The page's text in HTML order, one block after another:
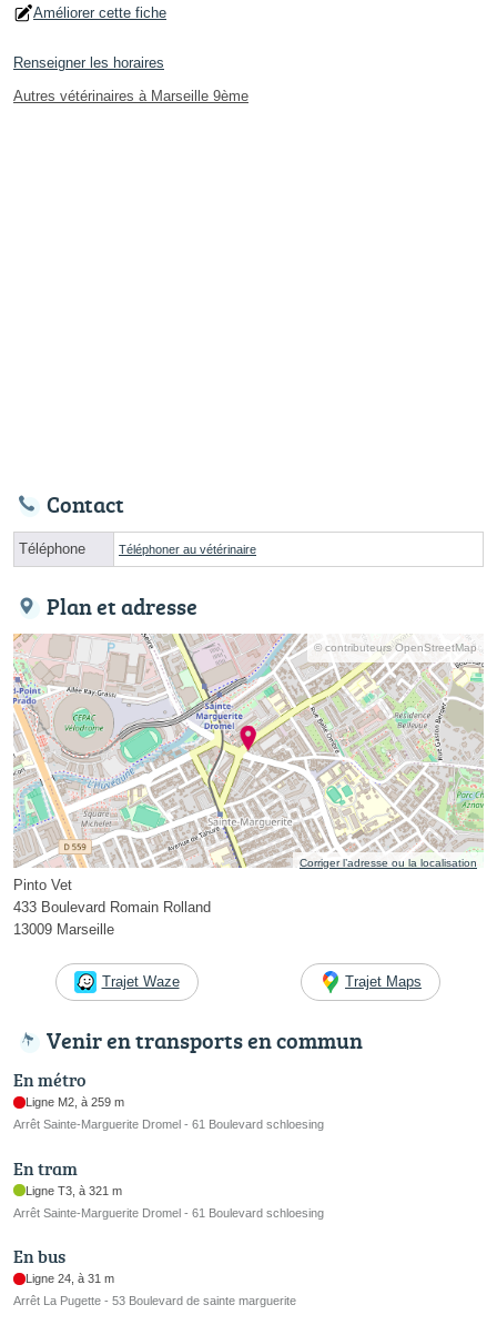
Améliorer cette fiche
Renseigner les horaires
Autres vétérinaires à Marseille 9ème
Contact
Téléphone Téléphoner au vétérinaire
Plan et adresse
© contributeurs OpenStreetMap
Corriger l’adresse ou la localisation
Pinto Vet
433 Boulevard Romain Rolland
13009 Marseille
Trajet Waze Trajet Maps
Venir en transports en commun
En métro
Ligne M2, à 259 m
Arrêt Sainte-Marguerite Dromel - 61 Boulevard schloesing
En tram
Ligne T3, à 321 m
Arrêt Sainte-Marguerite Dromel - 61 Boulevard schloesing
En bus
Ligne 24, à 31 m
Arrêt La Pugette - 53 Boulevard de sainte marguerite